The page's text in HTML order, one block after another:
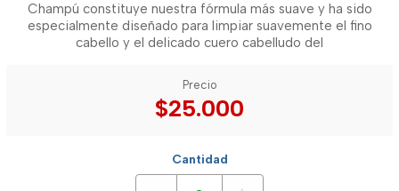
Champú constituye nuestra fórmula más suave y ha sido
especialmente diseñado para limpiar suavemente el fino
cabello y el delicado cuero cabelludo del
Precio
$25.000
Cantidad